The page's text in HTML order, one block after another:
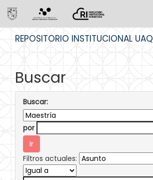
REPOSITORIO INSTITUCIONAL UAQ
Buscar
Buscar:
por
Filtros actuales: